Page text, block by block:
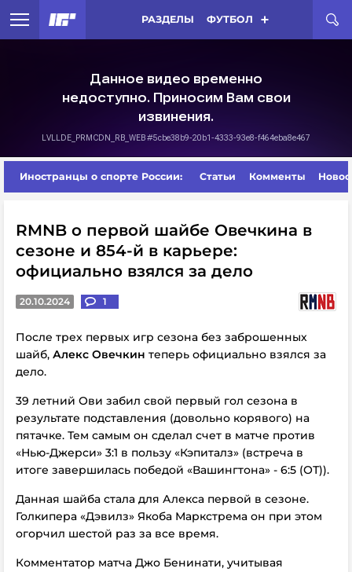
РАЗДЕЛЫ ФУТБОЛ
Иностранцы о спорте России: Статьи Комменты
RMNB о первой шайбе Овечкина в
сезоне и 854-й в карьере:
официально взялся за дело
20.10.2024 1
После трех первых игр сезона без заброшенных
шайб, Алекс Овечкин теперь официально взялся за
дело.
39 летний Ови забил свой первый гол сезона в
результате подставления (довольно корявого) на
пятачке. Тем самым он сделал счет в матче против
«Нью-Джерси» 3:1 в пользу «Кэпиталз» (встреча в
итоге завершилась победой «Вашингтона» - 6:5 (ОТ)).
Данная шайба стала для Алекса первой в сезоне.
Голкипера «Дэвилз» Якоба Маркстрема он при этом
огорчил шестой раз за все время.
Комментатор матча Джо Бенинати, учитывая